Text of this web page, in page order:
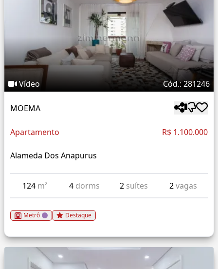
Vídeo Cód.: 281246
MOEMA
Apartamento R$ 1.100.000
Alameda Dos Anapurus
124 m² 4 dorms 2 suítes 2vagas
Metrô Destaque